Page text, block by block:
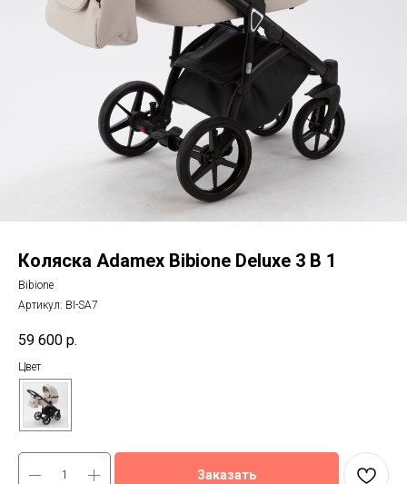
Коляска Adamex Bibione Deluxe 3 В 1
Bibione
Артикул: BI-SA7
59 600 р.
Цвет
Заказать